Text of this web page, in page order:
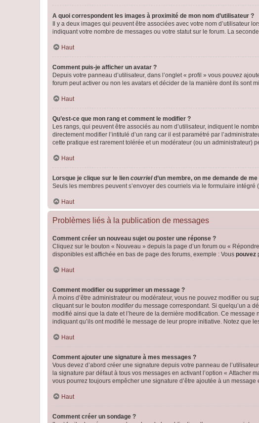
A quoi correspondent les images à proximité de mon nom d’utilisateur ?
Il y a deux images qui peuvent être associées avec votre nom d’utilisateur
indiquant votre nombre de messages ou votre statut sur le forum. La
Haut
Comment puis-je afficher un avatar ?
Depuis votre panneau d’utilisateur, dans l’onglet « profil » vous pouvez
forum peut activer ou non les avatars et décider de la manière dont ils sont
Haut
Qu’est-ce que mon rang et comment le modifier ?
Les rangs, qui peuvent être associés au nom d’utilisateur, indiquent le
directement modifier l’intitulé d’un rang car il est paramétré par
cette pratique est rarement tolérée et un modérateur (ou un administrateur)
Haut
Lorsque je clique sur le lien courrield’un membre, on me demande de
Seuls les membres peuvent s’envoyer des courriels via le formulaire
Haut
Problèmes liés à la publication de messages
Comment créer un nouveau sujet ou poster une réponse ?
Cliquez sur le bouton « Nouveau » depuis la page d’un forum ou «
disponibles est affichée en bas de page des forums, exemple : Vous pouvez
Haut
Comment modifier ou supprimer un message ?
À moins d’être administrateur ou modérateur, vous ne pouvez modifier ou
cliquant sur le bouton modifierdu message correspondant. Si quelqu’un a
modifié ainsi que la date et l’heure de la dernière modification. Ce
indiquant qu’ils ont modifié le message de leur propre initiative. Notez que
Haut
Comment ajouter une signature à mes messages ?
Vous devez d’abord créer une signature depuis votre panneau de
la signature par défaut à tous vos messages en activant l’option « Attacher
vous pourrez toujours empêcher une signature d’être ajoutée à un
Haut
Comment créer un sondage ?